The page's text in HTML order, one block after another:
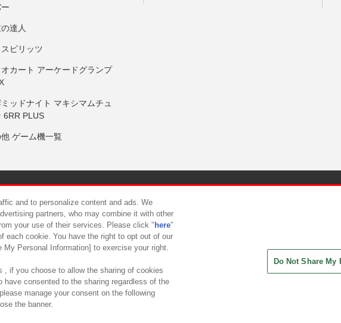
達人
ピリッツ
カート アーケードグランプ
ッドナイト マキシマムチュ
6RR PLUS
ゲーム機一覧
について カスタマーハラスメント対応方針
and to personalize content and ads. We
partners, who may combine it with other
your use of their services. Please click " here"
each cookie. You have the right to opt out of our
Personal Information] to exercise your right.
, if you choose to allow the sharing of cookies
have consented to the sharing regardless of the
manage your consent on the following
the banner.
Do Not Share